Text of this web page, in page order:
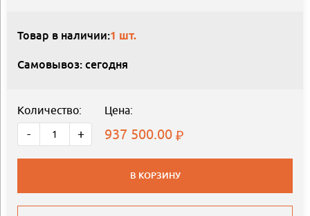
Товар в наличии:1 шт.
Самовывоз: сегодня
Количество:
- +
Цена:
937 500.00
В КОРЗИНУ